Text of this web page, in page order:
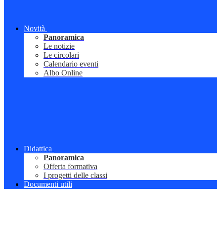
Novità
Panoramica
Le notizie
Le circolari
Calendario eventi
Albo Online
Didattica
Panoramica
Offerta formativa
I progetti delle classi
Documenti utili